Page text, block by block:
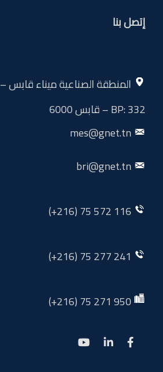
إتصل بنا
المنطقة الصناعية ميناء قابس –
BP: 332 – قابس 6000